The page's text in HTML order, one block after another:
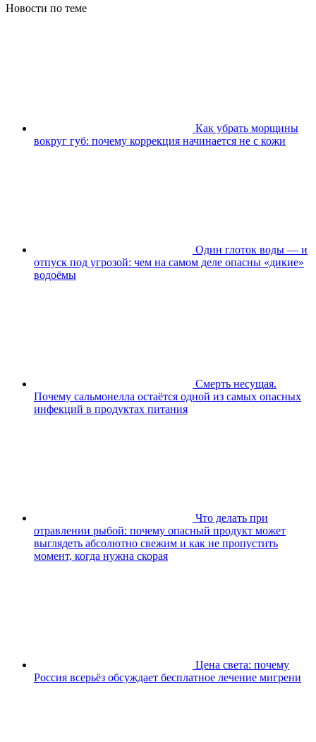
Новости по теме
Как убрать морщины
вокруг губ: почему коррекция начинается не с кожи
Один глоток воды — и
отпуск под угрозой: чем на самом деле опасны «дикие»
водоёмы
Смерть несущая.
Почему сальмонелла остаётся одной из самых опасных
инфекций в продуктах питания
Что делать при
отравлении рыбой: почему опасный продукт может
выглядеть абсолютно свежим и как не пропустить
момент, когда нужна скорая
Цена света: почему
Россия всерьёз обсуждает бесплатное лечение мигрени